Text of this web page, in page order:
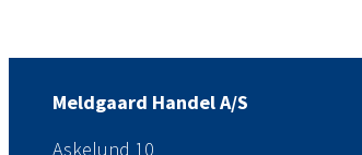
Meldgaard Handel A/S
Askelund 10